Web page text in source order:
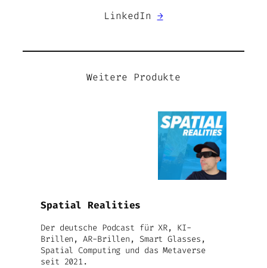
LinkedIn →
Weitere Produkte
Spatial Realities
Der deutsche Podcast für XR, KI-
Brillen, AR-Brillen, Smart Glasses,
Spatial Computing und das Metaverse
seit 2021.